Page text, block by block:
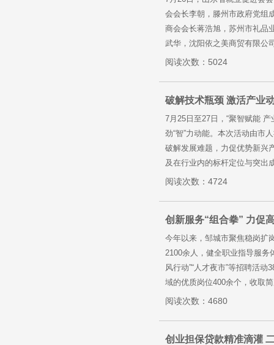
会会长李朝，滕州市政府党组
商会会长蒋浩旭，苏州市礼品
武华，沈阳依之美商贸有限公
阅读次数：5024
破解技术瓶颈 激活产业
7月25日至27日，“聚智赋能
劲“智”力动能。本次活动由市
破解发展难题，力促优势新兴
及在行业内的标杆定位与突出
阅读次数：4724
创新服务“组合拳” 力促
今年以来，邹城市聚焦稳岗扩
2100余人，健全职业指导服务
风行动”“人才夜市”等招聘活
域的优质岗位400余个，收取
阅读次数：4680
创业担保贷款精准滴灌